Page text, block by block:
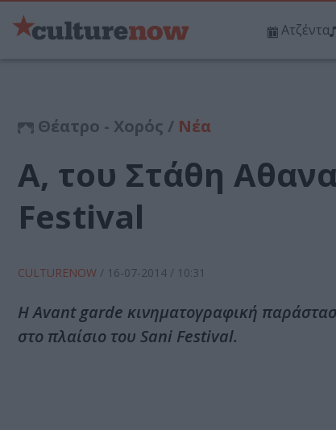
Ατζέντα
Θέατρο - Χορός / Νέα
Α, του Στάθη
Festival
CULTURENOW / 16-07-2014 / 10:31
Η Αvant garde κινηματογραφική
στο πλαίσιο του Sani Festival.